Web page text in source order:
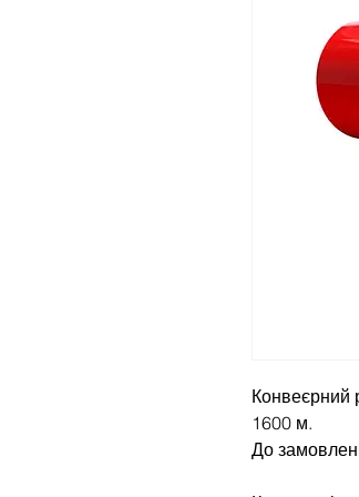
Конвеєрний
1600 м.
До